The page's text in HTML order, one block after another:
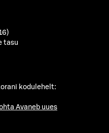
tasu
kodulehelt:
Avaneb uues